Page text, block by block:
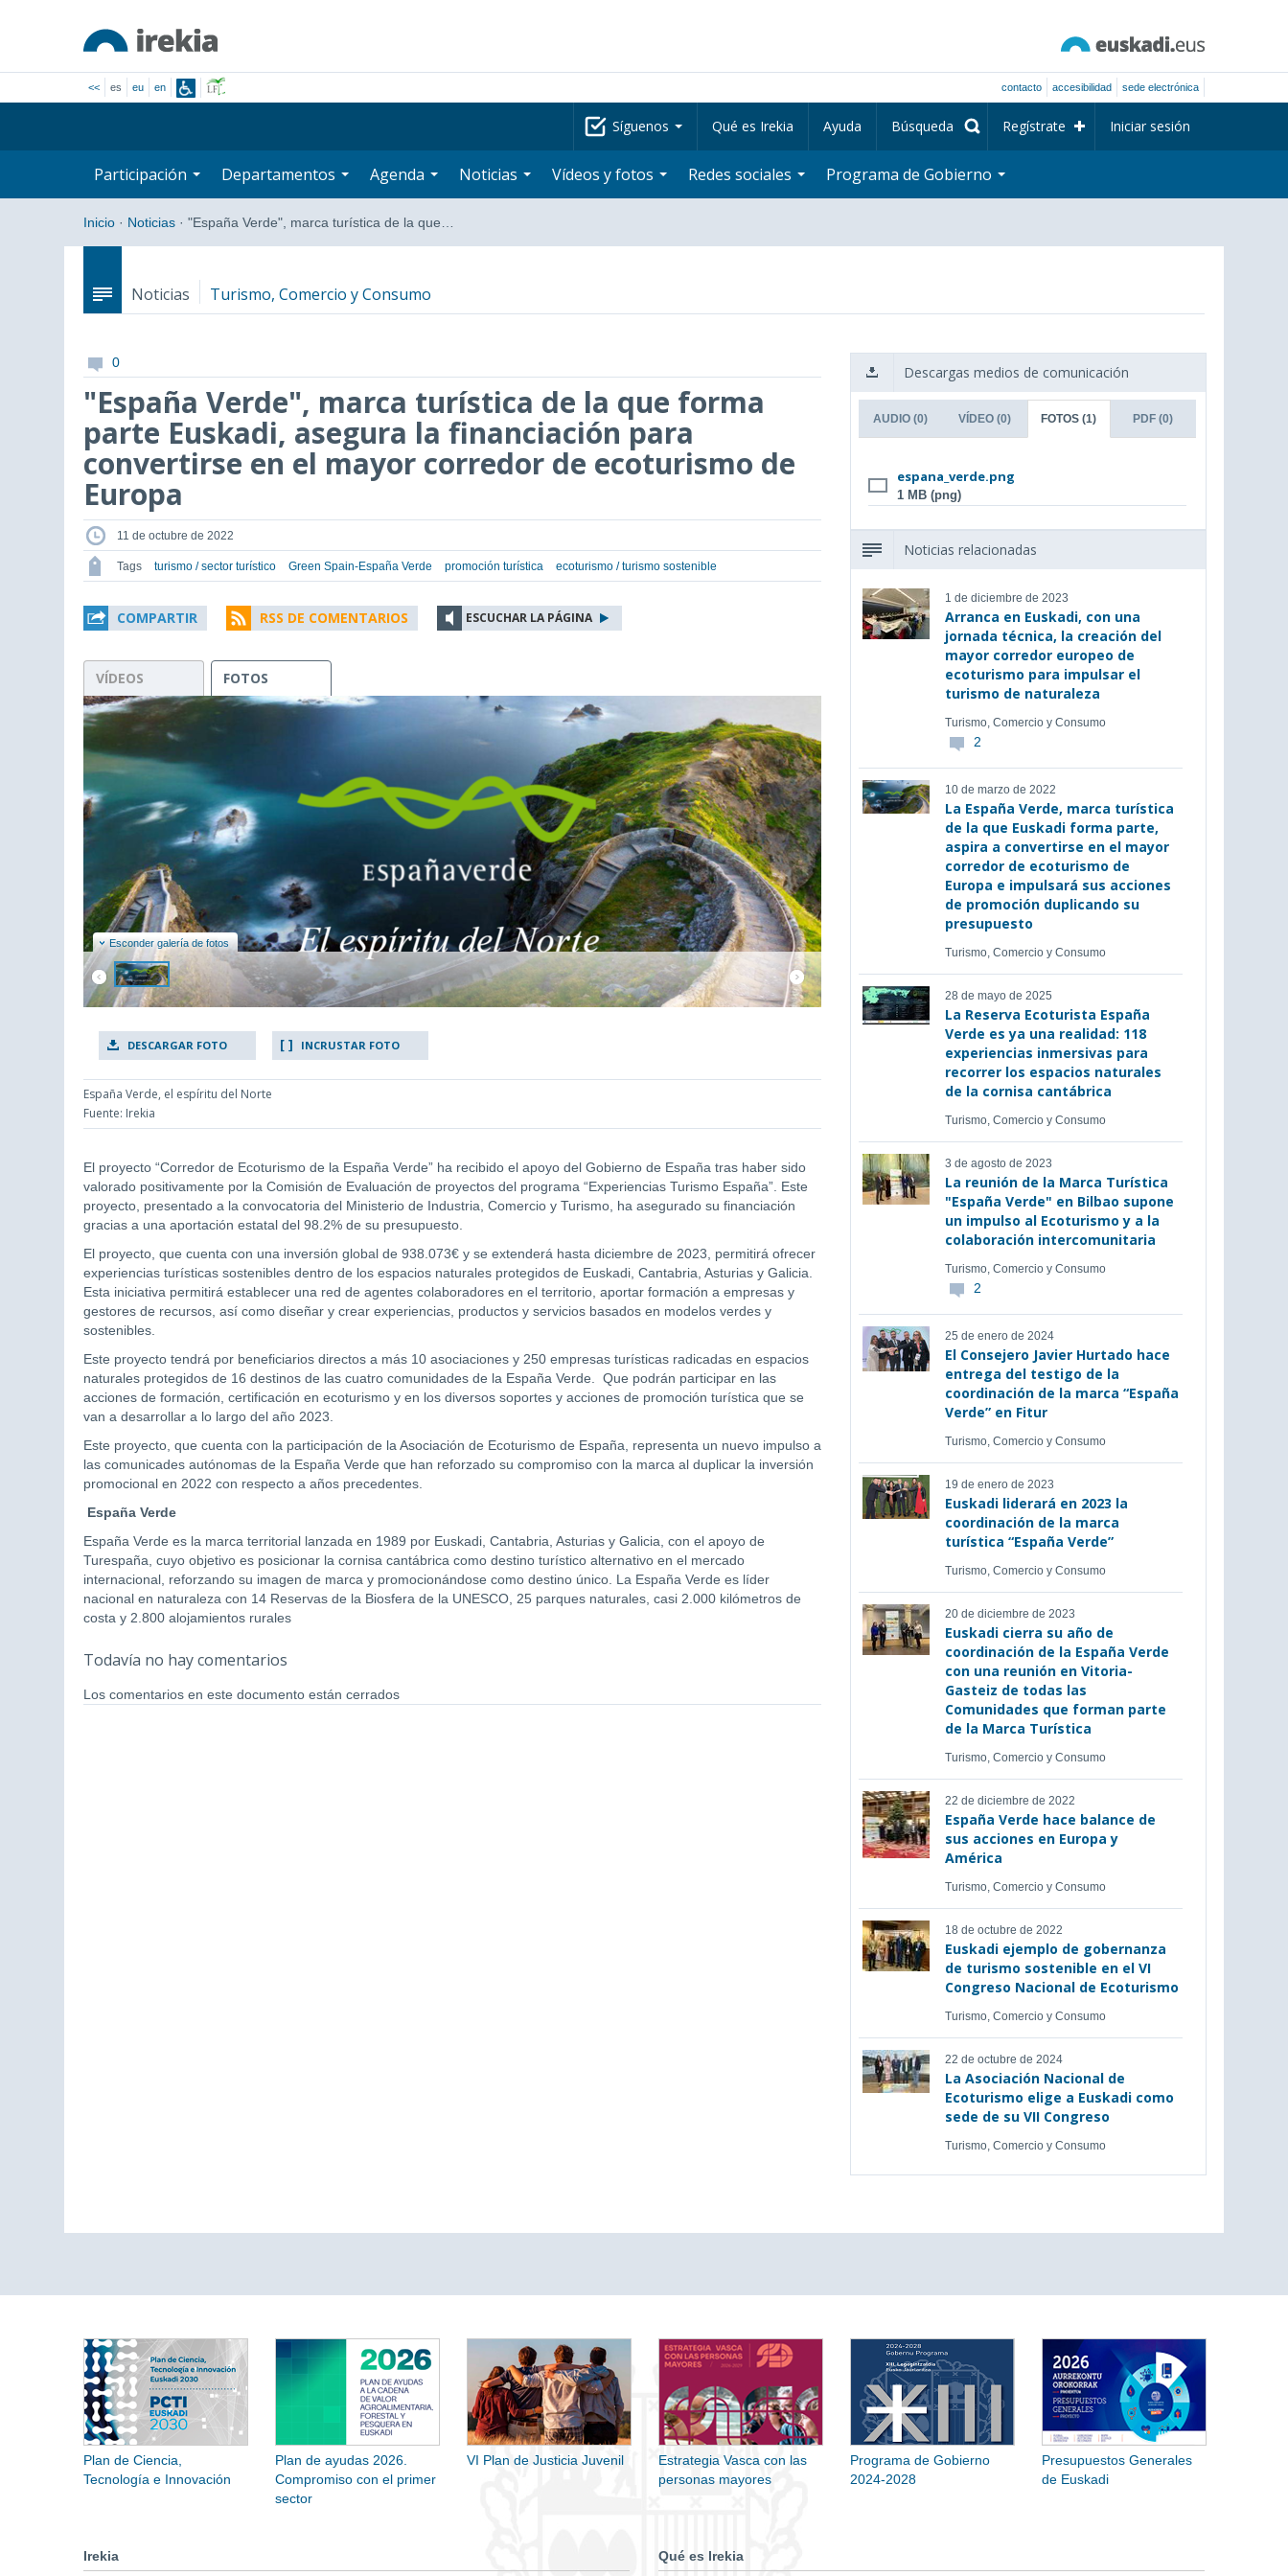
<< es eu en contacto accesibilidad sede electrónica
Síguenos Qué es Irekia Ayuda Búsqueda Regístrate Iniciar sesión
Participación Departamentos Agenda Noticias Vídeos y fotos Redes sociales Programa de Gobierno
Inicio · Noticias · "España Verde", marca turística de la que…
Noticias Turismo, Comercio y Consumo
0
"España Verde", marca turística de la que forma
parte Euskadi, asegura la financiación para
convertirse en el mayor corredor de ecoturismo de
Europa
11 de octubre de 2022
Tags turismo / sector turístico Green Spain-España Verde promoción turística ecoturismo / turismo sostenible
COMPARTIR RSS DE COMENTARIOS ESCUCHAR LA PÁGINA
VÍDEOS FOTOS
Esconder galería de fotos
DESCARGAR FOTO INCRUSTAR FOTO
España Verde, el espíritu del Norte
Fuente: Irekia
El proyecto “Corredor de Ecoturismo de la España Verde” ha recibido el apoyo del Gobierno de España tras haber sido
valorado positivamente por la Comisión de Evaluación de proyectos del programa “Experiencias Turismo España”. Este
proyecto, presentado a la convocatoria del Ministerio de Industria, Comercio y Turismo, ha asegurado su financiación
gracias a una aportación estatal del 98.2% de su presupuesto.
El proyecto, que cuenta con una inversión global de 938.073€ y se extenderá hasta diciembre de 2023, permitirá ofrecer
experiencias turísticas sostenibles dentro de los espacios naturales protegidos de Euskadi, Cantabria, Asturias y Galicia.
Esta iniciativa permitirá establecer una red de agentes colaboradores en el territorio, aportar formación a empresas y
gestores de recursos, así como diseñar y crear experiencias, productos y servicios basados en modelos verdes y
sostenibles.
Este proyecto tendrá por beneficiarios directos a más 10 asociaciones y 250 empresas turísticas radicadas en espacios
naturales protegidos de 16 destinos de las cuatro comunidades de la España Verde. Que podrán participar en las
acciones de formación, certificación en ecoturismo y en los diversos soportes y acciones de promoción turística que se
van a desarrollar a lo largo del año 2023.
Este proyecto, que cuenta con la participación de la Asociación de Ecoturismo de España, representa un nuevo impulso a
las comunicades autónomas de la España Verde que han reforzado su compromiso con la marca al duplicar la inversión
promocional en 2022 con respecto a años precedentes.
España Verde
España Verde es la marca territorial lanzada en 1989 por Euskadi, Cantabria, Asturias y Galicia, con el apoyo de
Turespaña, cuyo objetivo es posicionar la cornisa cantábrica como destino turístico alternativo en el mercado
internacional, reforzando su imagen de marca y promocionándose como destino único. La España Verde es líder
nacional en naturaleza con 14 Reservas de la Biosfera de la UNESCO, 25 parques naturales, casi 2.000 kilómetros de
costa y 2.800 alojamientos rurales
Todavía no hay comentarios
Los comentarios en este documento están cerrados
Descargas medios de comunicación
AUDIO(0) VÍDEO(0) FOTOS (1) PDF (0)
espana_verde.png
1 MB (png)
Noticias relacionadas
1 de diciembre de 2023
Arranca en Euskadi, con una
jornada técnica, la creación del
mayor corredor europeo de
ecoturismo para impulsar el
turismo de naturaleza
Turismo, Comercio y Consumo
2
10 de marzo de 2022
La España Verde, marca turística
de la que Euskadi forma parte,
aspira a convertirse en el mayor
corredor de ecoturismo de
Europa e impulsará sus acciones
de promoción duplicando su
presupuesto
Turismo, Comercio y Consumo
28 de mayo de 2025
La Reserva Ecoturista España
Verde es ya una realidad: 118
experiencias inmersivas para
recorrer los espacios naturales
de la cornisa cantábrica
Turismo, Comercio y Consumo
3 de agosto de 2023
La reunión de la Marca Turística
"España Verde" en Bilbao supone
un impulso al Ecoturismo y a la
colaboración intercomunitaria
Turismo, Comercio y Consumo
2
25 de enero de 2024
El Consejero Javier Hurtado hace
entrega del testigo de la
coordinación de la marca “España
Verde” en Fitur
Turismo, Comercio y Consumo
19 de enero de 2023
Euskadi liderará en 2023 la
coordinación de la marca
turística “España Verde”
Turismo, Comercio y Consumo
20 de diciembre de 2023
Euskadi cierra su año de
coordinación de la España Verde
con una reunión en Vitoria-
Gasteiz de todas las
Comunidades que forman parte
de la Marca Turística
Turismo, Comercio y Consumo
22 de diciembre de 2022
España Verde hace balance de
sus acciones en Europa y
América
Turismo, Comercio y Consumo
18 de octubre de 2022
Euskadi ejemplo de gobernanza
de turismo sostenible en el VI
Congreso Nacional de Ecoturismo
Turismo, Comercio y Consumo
22 de octubre de 2024
La Asociación Nacional de
Ecoturismo elige a Euskadi como
sede de su VII Congreso
Turismo, Comercio y Consumo
Plan de Ciencia,
Tecnología e Innovación
Plan de ayudas 2026.
Compromiso con el primer
sector
VI Plan de Justicia Juvenil
Estrategia Vasca con las
personas mayores
Programa de Gobierno
2024-2028
Presupuestos Generales
de Euskadi
Irekia Qué es Irekia